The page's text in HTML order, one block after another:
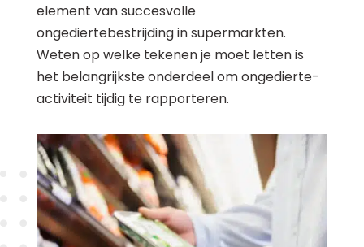
element van succesvolle
ongediertebestrijding in supermarkten.
Weten op welke tekenen je moet letten is
het belangrijkste onderdeel om ongedierte-
activiteit tijdig te rapporteren.